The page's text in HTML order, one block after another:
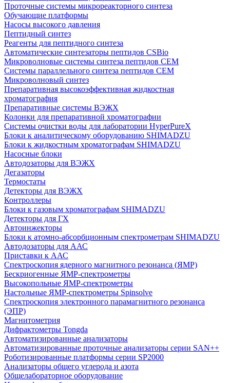
Проточные системы микрореакторного синтеза
Обучающие платформы
Насосы высокого давления
Пептидный синтез
Реагенты для пептидного синтеза
Автоматические синтезаторы пептидов CSBio
Микроволновые системы синтеза пептидов CEM
Системы параллельного синтеза пептидов CEM
Микроволновый синтез
Препаративная высокоэффективная жидкостная
хроматография
Препаративные системы ВЭЖХ
Колонки для препаративной хроматографии
Системы очистки воды для лаборатории HyperPureX
Блоки к аналитическому оборудованию SHIMADZU
Блоки к жидкостным хроматографам SHIMADZU
Насосные блоки
Автодозаторы для ВЭЖХ
Дегазаторы
Термостаты
Детекторы для ВЭЖХ
Контроллеры
Блоки к газовым хроматографам SHIMADZU
Детекторы для ГХ
Автоинжекторы
Блоки к атомно-абсорбционным спектрометрам SHIMADZU
Автодозаторы для ААС
Приставки к ААС
Спектроскопия ядерного магнитного резонанса (ЯМР)
Бескриогенные ЯМР‑спектрометры
Высокопольные ЯМР‑спектрометры
Настольные ЯМР‑спектрометры Spinsolve
Спектроскопия электронного парамагнитного резонанса
(ЭПР)
Магнитометрия
Дифрактометры Tongda
Автоматизированные анализаторы
Автоматизированные проточные анализаторы серии SAN++
Роботизированные платформы серии SP2000
Анализаторы общего углерода и азота
Общелабораторное оборудование